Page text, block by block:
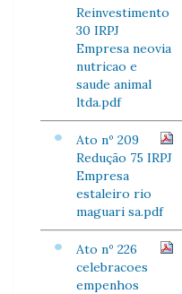
Reinvestimento
30 IRPJ
Empresa neovia
nutricao e
saude animal
ltda.pdf
Ato nº 209
Redução 75 IRPJ
Empresa
estaleiro rio
maguari sa.pdf
Ato nº 226
celebracoes
empenhos